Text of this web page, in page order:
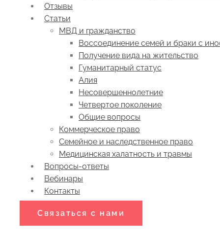
Отзывы
Статьи
МВД и гражданство
Воссоединение семей и браки с
Получение вида на жительство
Гуманитарный статус
Алия
Несовершеннолетние
Четвертое поколение
Общие вопросы
Коммерческое право
Семейное и наследственное право
Медицинская халатность и травмы
Вопросы-ответы
Вебинары
Контакты
Связаться с нами